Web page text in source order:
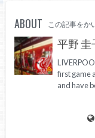
ABOUT この記事をか
平野 圭
first game
and have